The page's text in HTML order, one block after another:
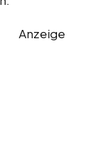
Anzeige